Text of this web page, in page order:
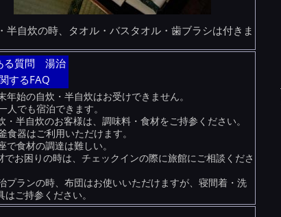
半自炊の時、タオル・バスタオル・歯ブラシは付きま
る質問 湯治
するFAQ
年始の自炊・半自炊はお受けできません。
人でも宿泊できます。
・半自炊のお客様は、調味料・食材をご持参ください。
食器はご利用いただけます。
で食材の調達は難しい。
でお困りの時は、チェックインの際に旅館にご相談くださ
プランの時、布団はお使いいただけますが、寝間着・洗
はご持参ください。